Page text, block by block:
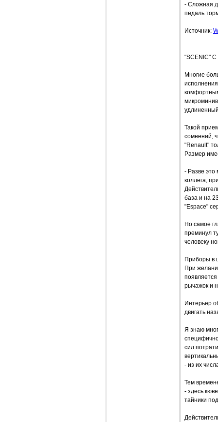
- Сложная
педаль
Источник:
"SCENIC"
Многие
Такой
сомнений,
"Renault"
Размер
- Разве это
коллега,
база и на
"Espace"
Но самое
преминул
человеку
Приборы в
При
рычажок и
Интерьер
двигать
Я знаю
сил
- из их
Тем
- здесь
тайники